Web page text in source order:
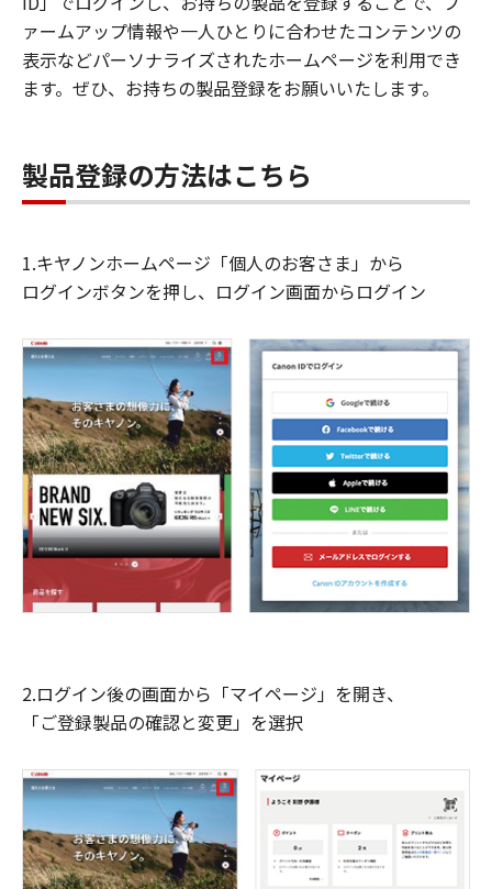
ァームアップ情報や一人ひとりに合わせたコンテンツの
表示などパーソナライズされたホームページを利用でき
ます。ぜひ、お持ちの製品登録をお願いいたします。
製品登録の方法はこちら
1.キヤノンホームページ「個人のお客さま」から
ログインボタンを押し、ログイン画面からログイン
2.ログイン後の画面から「マイページ」を開き、
「ご登録製品の確認と変更」を選択